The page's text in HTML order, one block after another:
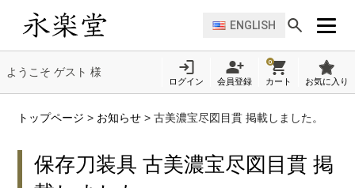
ENGLISH
ようこそ ゲスト 様
ログイン 会員登録
0
カート お気に入り
トップページ > お知らせ >古美濃宝尽図目貫 掲載しました。
保存刀装具 古美濃宝尽図目貫 掲